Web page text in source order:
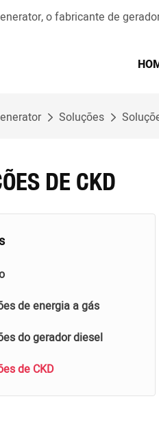
o fabricante de
Soluções
DE CKD
de energia a gás
do gerador diesel
de CKD